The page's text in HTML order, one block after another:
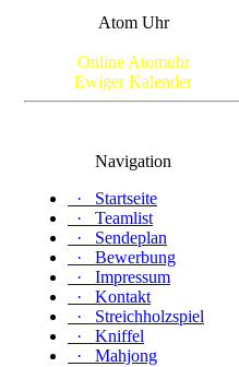
Atom Uhr
Online Atomuhr
Ewiger Kalender
Navigation
·
Startseite
·
Teamlist
·
Sendeplan
·
Bewerbung
·
Impressum
·
Kontakt
·
Streichholzspiel
·
Kniffel
·
Mahjong